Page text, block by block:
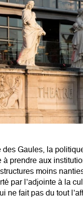
des Gaules, la
à prendre aux
moins
par l’adjointe à la
ne fait pas du tout